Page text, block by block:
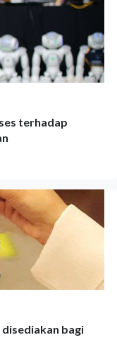
terhadap
bagi